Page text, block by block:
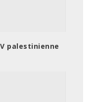
palestinienne